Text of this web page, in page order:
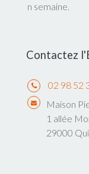
n semaine.
Contactez
02 98 52
Maison
1 allée
29000